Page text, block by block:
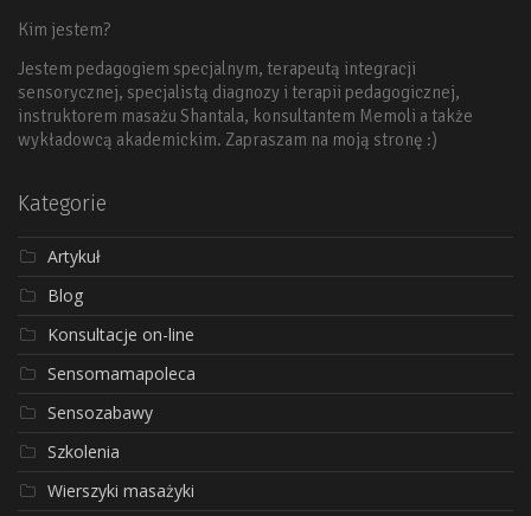
Kim jestem?
Jestem pedagogiem specjalnym, terapeutą integracji
sensorycznej, specjalistą diagnozy i terapii pedagogicznej,
instruktorem masażu Shantala, konsultantem Memoli a także
wykładowcą akademickim. Zapraszam na moją stronę :)
Kategorie
Artykuł
Blog
Konsultacje on-line
Sensomamapoleca
Sensozabawy
Szkolenia
Wierszyki masażyki